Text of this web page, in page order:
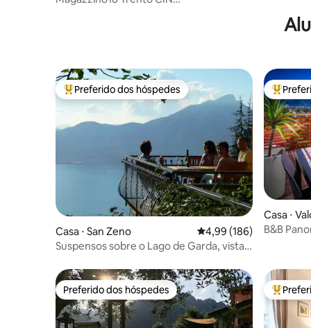
Entre os melhores preferidos dos hóspedes
Preferido dos hóspedes
Casa ⋅ San Zeno 4,99 de uma avaliação
4,99 (186)
Suspensos sobre o Lago de Garda, vistas
Entre os
Casa ⋅
B&B
Preferido dos hóspedes
Preferido dos hóspedes Entre